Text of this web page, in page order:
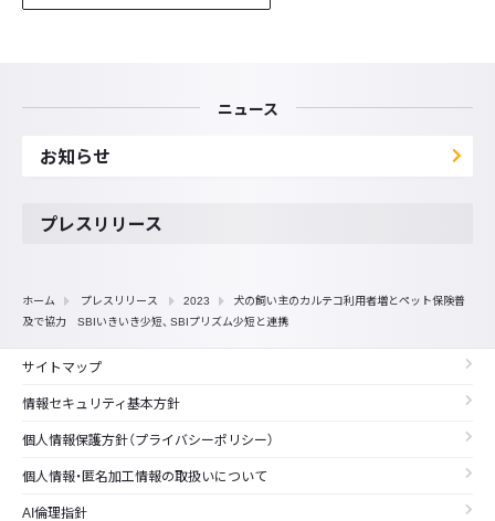
ニュース
お知らせ
プレスリリース
ホーム プレスリリース 2023
犬の飼い主のカルテコ利用者増とペット保険普
及で協力 SBIいきいき少短、 SBIプリズム少短と連携
サイトマップ
情報セキュリティ基本方針
個人情報保護方針（プライバシーポリシー）
個人情報・匿名加工情報の取扱いについて
AI倫理指針